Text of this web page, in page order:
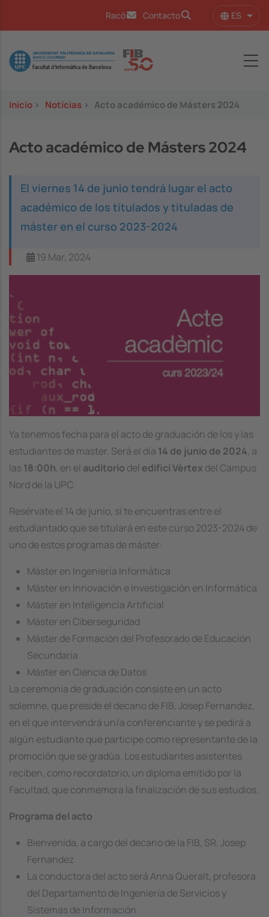
Racó Contacto ES
Image
Inicio > Notícias > Acto académico de Másters 2024
Acto académico de Másters 2024
El viernes 14 de junio tendrá lugar el acto
académico de los titulados y tituladas de
máster en el curso 2023-2024
19 Mar, 2024
Ya tenemos fecha para el acto de graduación de los y las
estudiantes de master. Será el día 14 de junio de 2024, a
las18:00h, en el auditorio del edifici Vèrtex del Campus
Nord de la UPC.
Resérvate el 14 de junio, si te encuentras entre el
estudiantado que se titulará en este curso 2023-2024 de
uno de estos programas de máster:
Máster en Ingeniería Informática
Máster en Innovación e Investigación en Informática
Máster en Inteligencia Artificial
Máster en Ciberseguridad
Máster de Formación del Profesorado de Educación
Secundaria
Máster en Ciencia de Datos
La ceremonia de graduación consiste en un acto
solemne, que preside el decano de FIB, Josep Fernandez,
en el que intervendrá un/a conferenciante y se pedirá a
algún estudiante que participe como representante de la
promoción que se gradúa. Los estudiantes asistentes
reciben, como recordatorio, un diploma emitido por la
Facultad, que conmemora la finalización de sus estudios.
Programa del acto
Bienvenida, a cargo del decano de la FIB, SR. Josep
Fernandez
La conductora del acto será Anna Queralt, profesora
del Departamento de Ingeniería de Servicios y
Sistemas de Información